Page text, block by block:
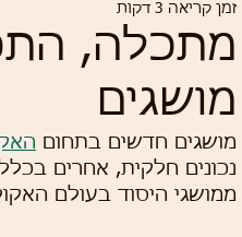
מתכלה,
מושגים
זמן קריאה 3 דקות
מושגים חדשים בתחום
נכונים חלקית, אחרים
ממושגי היסוד בעולם